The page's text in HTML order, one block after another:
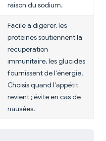
raison du sodium.
Facile à digérer, les
protéines soutiennent la
récupération
immunitaire, les glucides
fournissent de l'énergie.
Choisis quand l'appétit
revient ; évite en cas de
nausées.